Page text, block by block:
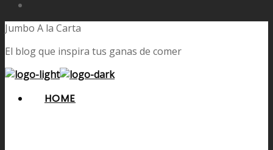
Jumbo A la Carta
El blog que inspira tus ganas de comer
HOME